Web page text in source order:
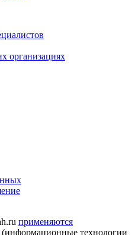
организациях
применяются
(информационные технологии